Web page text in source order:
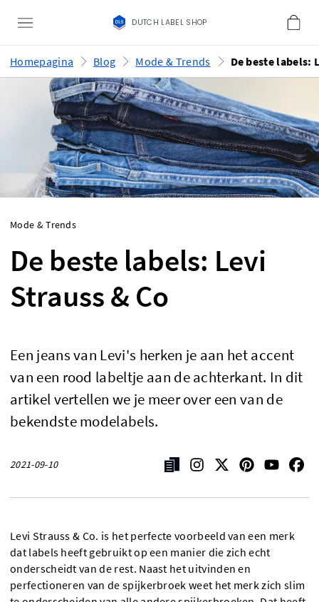
DUTCH LABEL SHOP
Homepagina Blog Mode & Trends
Mode & Trends
De beste labels: Levi
Strauss & Co
Een jeans van Levi's herken je aan het accent
van een rood labeltje aan de achterkant. In dit
artikel vertellen we je meer over een van de
bekendste modelabels.
2021-09-10
Levi Strauss & Co. is het perfecte voorbeeld van een merk
dat labels heeft gebruikt op een manier die zich echt
onderscheidt van de rest. Naast het uitvinden en
perfectioneren van de spijkerbroek weet het merk zich slim